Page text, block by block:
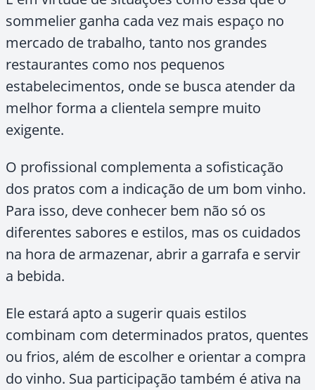
sommelier ganha cada vez mais espaço no
mercado de trabalho, tanto nos grandes
restaurantes como nos pequenos
estabelecimentos, onde se busca atender da
melhor forma a clientela sempre muito
exigente.
O profissional complementa a sofisticação
dos pratos com a indicação de um bom vinho.
Para isso, deve conhecer bem não só os
diferentes sabores e estilos, mas os cuidados
na hora de armazenar, abrir a garrafa e servir
a bebida.
Ele estará apto a sugerir quais estilos
combinam com determinados pratos, quentes
ou frios, além de escolher e orientar a compra
do vinho. Sua participação também é ativa na